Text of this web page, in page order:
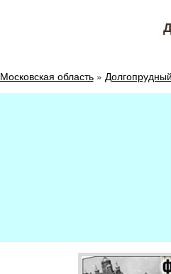
Московская область»